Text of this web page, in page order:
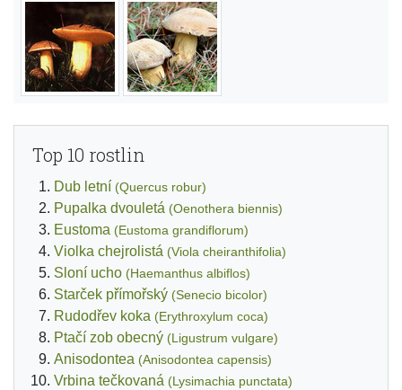
Top 10 rostlin
Dub letní (Quercus robur)
Pupalka dvouletá (Oenothera biennis)
Eustoma (Eustoma grandiflorum)
Violka chejrolistá (Viola cheiranthifolia)
Sloní ucho (Haemanthus albiflos)
Starček přímořský (Senecio bicolor)
Rudodřev koka (Erythroxylum coca)
Ptačí zob obecný (Ligustrum vulgare)
Anisodontea (Anisodontea capensis)
Vrbina tečkovaná (Lysimachia punctata)